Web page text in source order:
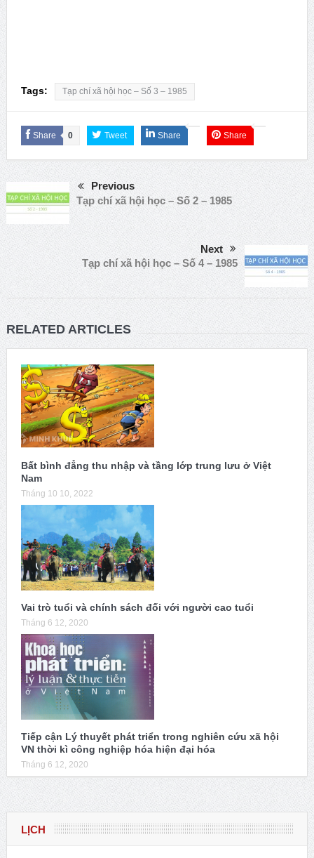
Tags: Tạp chí xã hội học – Số 3 – 1985
Share 0 Tweet Share Share
Previous
Tạp chí xã hội học – Số 2 – 1985
Next
Tạp chí xã hội học – Số 4 – 1985
RELATED ARTICLES
Bất bình đẳng thu nhập và tầng lớp trung lưu ở Việt
Nam
Tháng 10 10, 2022
Vai trò tuổi và chính sách đối với người cao tuổi
Tháng 6 12, 2020
Tiếp cận Lý thuyết phát triển trong nghiên cứu xã hội
VN thời kì công nghiệp hóa hiện đại hóa
Tháng 6 12, 2020
LỊCH